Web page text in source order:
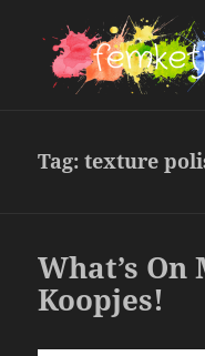
Tag:texture
What’s On
Koopjes!